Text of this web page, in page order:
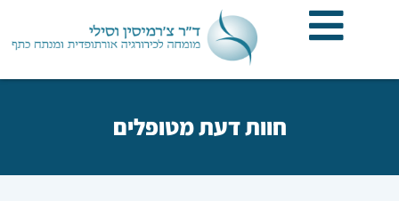
חוות דעת מטופלים